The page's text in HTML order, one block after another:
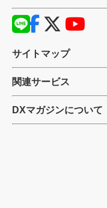
サイトマップ
関連サービス
DXマガジンについて